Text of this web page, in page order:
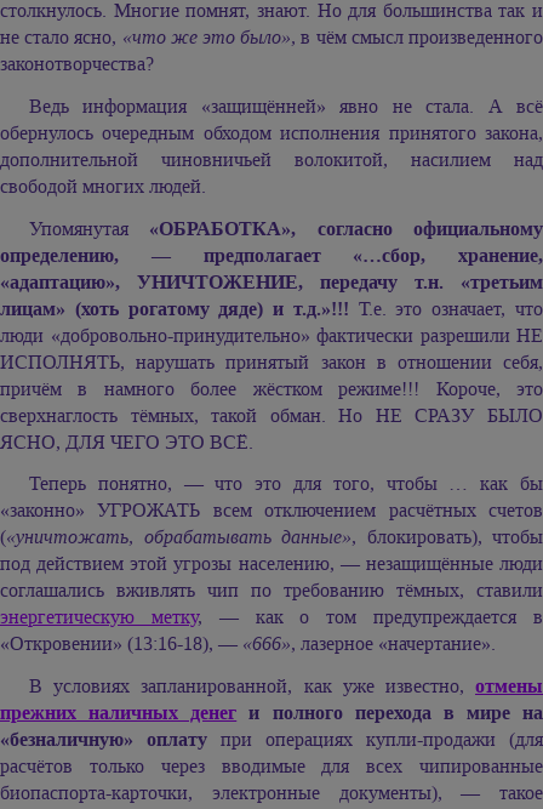
столкнулось. Многие помнят, знают. Но для большинства так и
не стало ясно, «что же это было», в чём смысл произведенного
законотворчества?
Ведь информация «защищённей» явно не стала. А всё
обернулось очередным обходом исполнения принятого закона,
дополнительной чиновничьей волокитой, насилием над
свободой многих людей.
Упомянутая «ОБРАБОТКА», согласно официальному
определению, — предполагает «…сбор, хранение,
«адаптацию», УНИЧТОЖЕНИЕ, передачу т.н. «третьим
лицам» (хоть рогатому дяде) и т.д.»!!! Т.е. это означает, что
люди «добровольно-принудительно» фактически разрешили НЕ
ИСПОЛНЯТЬ, нарушать принятый закон в отношении себя,
причём в намного более жёстком режиме!!! Короче, это
сверхнаглость тёмных, такой обман. Но НЕ СРАЗУ БЫЛО
ЯСНО, ДЛЯ ЧЕГО ЭТО ВСЁ.
Теперь понятно, — что это для того, чтобы … как бы
«законно» УГРОЖАТЬ всем отключением расчётных счетов
(«уничтожать, обрабатывать данные», блокировать), чтобы
под действием этой угрозы населению, — незащищённые люди
соглашались вживлять чип по требованию тёмных, ставили
энергетическую метку, — как о том предупреждается в
«Откровении» (13:16-18), — «666», лазерное «начертание».
В условиях запланированной, как уже известно, отмены
прежних наличных денег и полного перехода в мире на
«безналичную» оплату при операциях купли-продажи (для
расчётов только через вводимые для всех чипированные
биопаспорта-карточки, электронные документы), — такое